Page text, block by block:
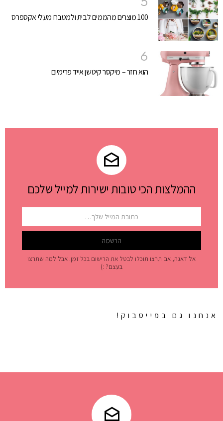
100 מוצרים מהממים לבית ולמטבח מעלי אקספרס
הוא חזר – מיקסר קיטשן אייד פרימיום
ההמלצות הכי טובות ישירות למייל שלכם
אל דאגה, אם תרצו תוכלו לבטל את הרישום בכל זמן. אבל למה שתרצו
בעצם? :)
אנחנו גם בפייסבוק!